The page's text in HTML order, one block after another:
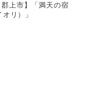
郡上市】「満天の宿
リ）」